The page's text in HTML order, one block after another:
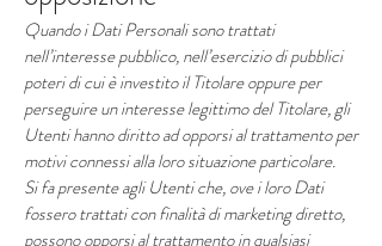
Quando i Dati Personali sono trattati
nell’interesse pubblico, nell’esercizio di pubblici
poteri di cui è investito il Titolare oppure per
perseguire un interesse legittimo del Titolare, gli
Utenti hanno diritto ad opporsi al trattamento per
motivi connessi alla loro situazione particolare.
Si fa presente agli Utenti che, ove i loro Dati
fossero trattati con finalità di marketing diretto,
possono opporsi al trattamento in qualsiasi